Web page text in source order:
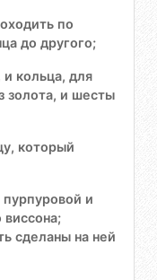
по
до другого;
кольца, для
золота, и шесты
который
пурпуровой и
виссона;
сделаны на ней